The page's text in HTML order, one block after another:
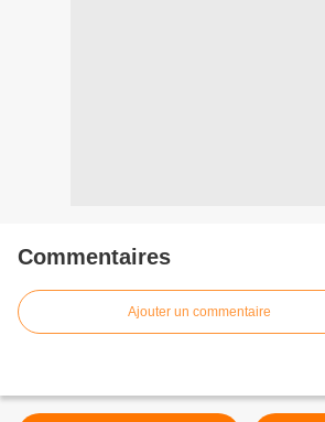
Commentaires
Ajouter un commentaire